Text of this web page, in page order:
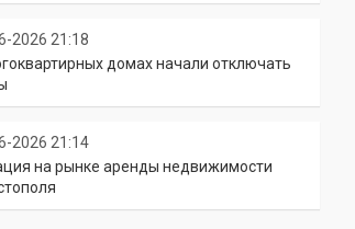
2026 21:18
домах начали отключать
2026 21:14
на рынке аренды недвижимости